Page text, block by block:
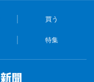
買う
特集